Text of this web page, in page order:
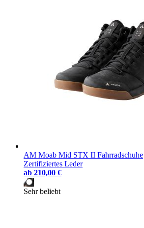
AM Moab Mid STX II Fahrradschuhe
Zertifiziertes Leder
ab 210,00 €
Sehr beliebt